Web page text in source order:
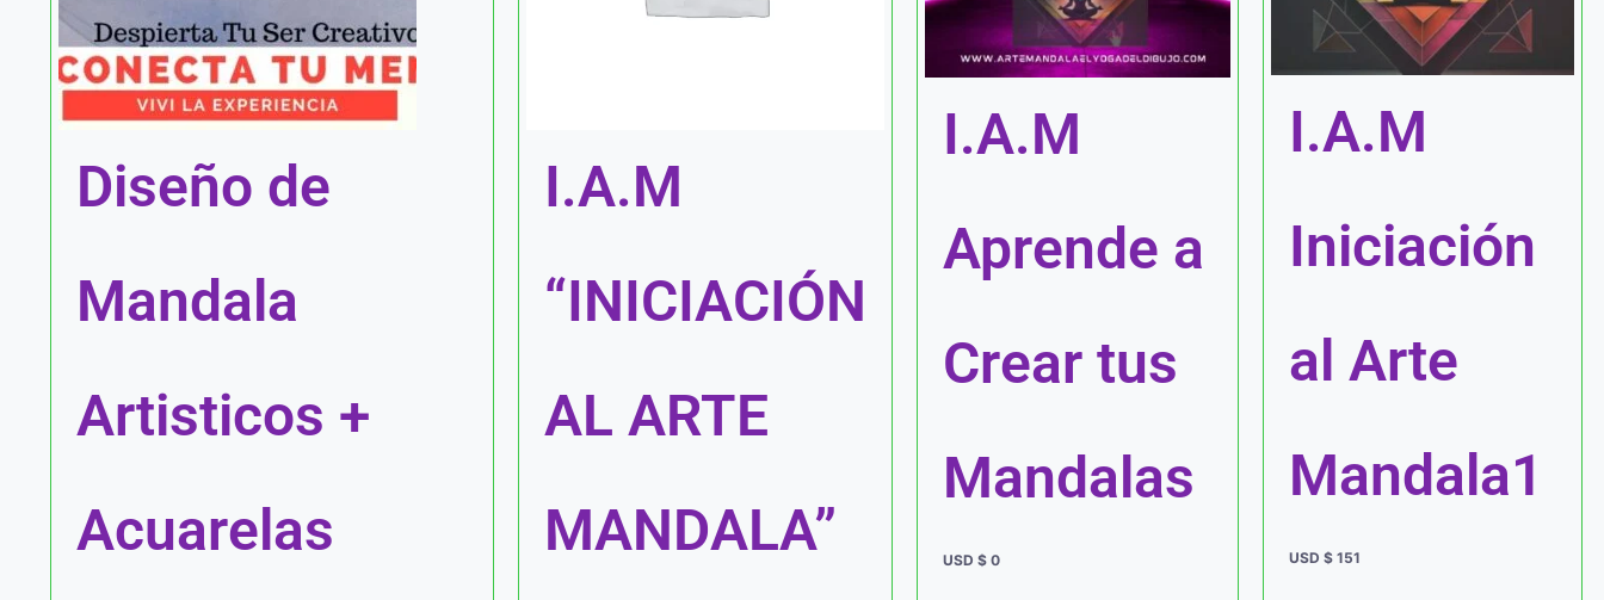
Diseño de
Mandala
Artisticos +
Acuarelas
I.A.M
“INICIACIÓN
AL ARTE
MANDALA”
I.A.M
Aprende a
Crear tus
Mandalas
USD $ 0
I.A.M
Iniciación
al Arte
Mandala1
USD $ 151